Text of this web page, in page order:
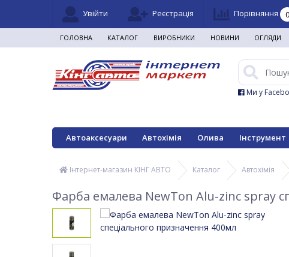
Увійти Реєстрація Порівняння 0
ГОЛОВНА КАТАЛОГ ВИРОБНИКИ НОВИНИ ОГЛЯДИ
Ми у
Автоаксесуари Автохімія Олива Інструмент
Інтернет-магазин КІНГ АВТО Каталог Автохімія
Фарба емалева NewTon Alu-zinc spray